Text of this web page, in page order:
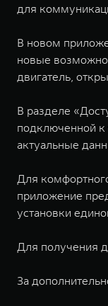
для
В новом
новые
двигатель,
В разделе
подключенной к
актуальные
Для
приложение
установки
Для получения
За